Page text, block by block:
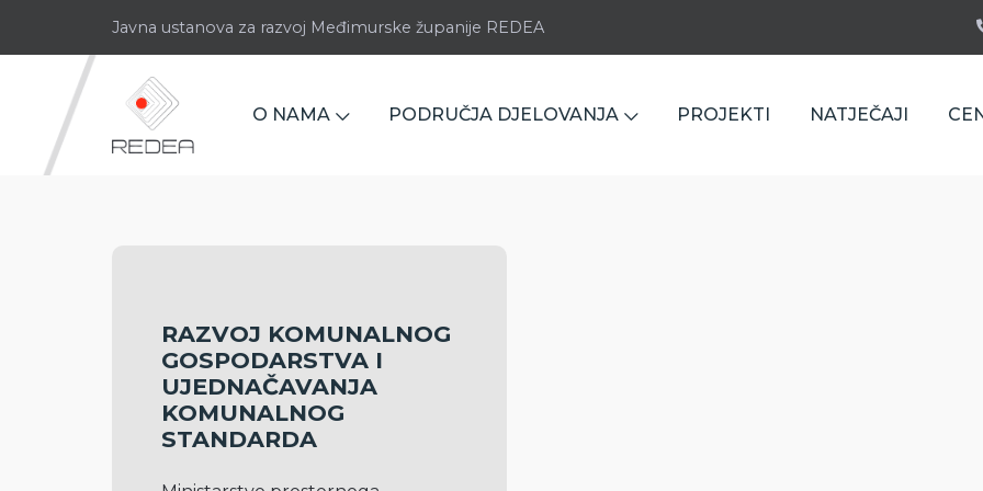
Javna ustanova za razvoj Međimurske županije REDEA
O NAMA PODRUČJA DJELOVANJA PROJEKTI NATJEČAJI
RAZVOJ KOMUNALNOG
GOSPODARSTVA I
UJEDNAČAVANJA
KOMUNALNOG
STANDARDA